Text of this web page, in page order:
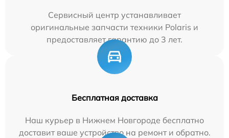
Сервисный центр устанавливает
оригинальные запчасти техники Polaris и
предоставляет гарантию до 3 лет.
Бесплатная доставка
Наш курьер в Нижнем Новгороде бесплатно
доставит ваше устройство на ремонт и обратно.